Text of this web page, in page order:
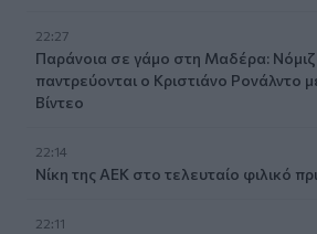
22:27
Παράνοια σε γάμο στη Μαδέρα:
παντρεύονται ο Κριστιάνο Ρονάλντο
Βίντεο
22:14
Nίκη της ΑΕΚ στο τελευταίο φιλικό
22:11